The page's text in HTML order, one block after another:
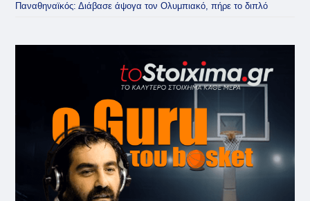
Παναθηναϊκός: Διάβασε άψογα τον Ολυμπιακό, πήρε το διπλό